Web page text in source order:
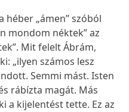
héber „ámen” szóból
mondom néktek” az
Mit felelt Ábrám,
„ilyen számos lesz
Semmi mást. Isten
rábízta magát. Más
a kijelentést tette. Ez az